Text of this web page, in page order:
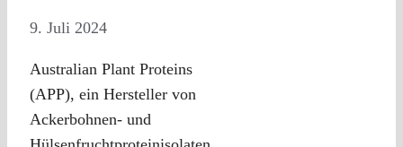
9. Juli 2024
Australian Plant Proteins
(APP), ein Hersteller von
Ackerbohnen- und